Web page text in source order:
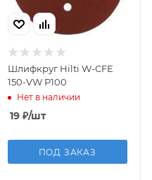
Шлифкруг Hilti W-CFE
150-VW P100
Нет в наличии
19₽/шт
ПОД ЗАКАЗ